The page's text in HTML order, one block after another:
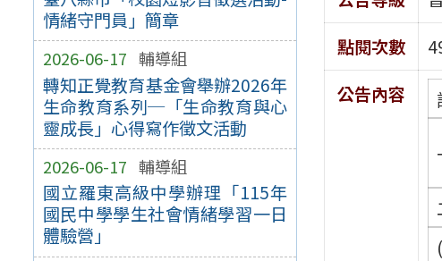
情緒守門員」簡章
2026-06-17 輔導組
轉知正覺教育基金會舉辦2026年
生命教育系列─「生命教育與心
靈成長」心得寫作徵文活動
2026-06-17 輔導組
國立羅東高級中學辦理「115年
國民中學學生社會情緒學習一日
體驗營」
點閱次數
公告內容